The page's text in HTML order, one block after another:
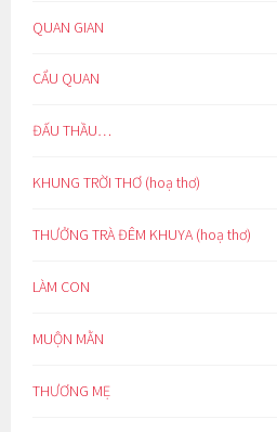
QUAN GIAN
CẨU QUAN
ĐẤU THẦU…
KHUNG TRỜI THƠ (hoạ thơ)
THƯỞNG TRÀ ĐÊM KHUYA (hoạ thơ)
LÀM CON
MUỘN MẰN
THƯƠNG MẸ